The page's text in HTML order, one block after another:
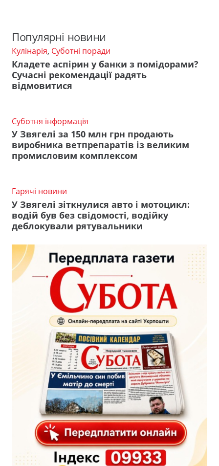
Популярні новини
Кулінарія, Суботні поради
Кладете аспірин у банки з помідорами?
Сучасні рекомендації радять
відмовитися
Суботня інформація
У Звягелі за 150 млн грн продають
виробника ветпрепаратів із великим
промисловим комплексом
Гарячі новини
У Звягелі зіткнулися авто і мотоцикл:
водій був без свідомості, водійку
деблокували рятувальники